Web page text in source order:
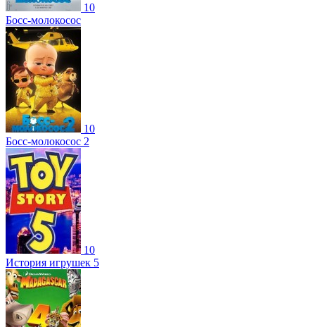
10
Босс-молокосос
10
Босс-молокосос 2
10
История игрушек 5